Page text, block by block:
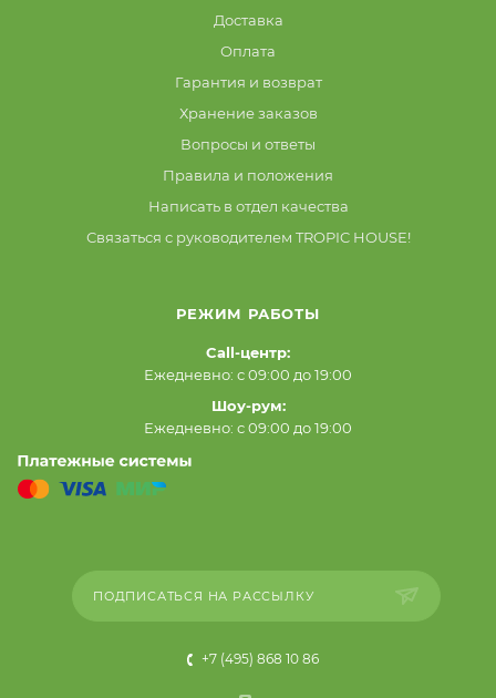
Доставка
Оплата
Гарантия и возврат
Хранение заказов
Вопросы и ответы
Правила и положения
Написать в отдел качества
Связаться с руководителем TROPIC HOUSE!
РЕЖИМ РАБОТЫ
Call-центр:
Ежедневно: с 09:00 до 19:00
Шоу-рум:
Ежедневно: с 09:00 до 19:00
ПОДПИСАТЬСЯ НА РАССЫЛКУ
+7 (495) 868 10 86